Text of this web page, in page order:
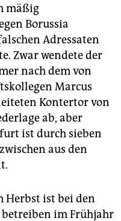
mäßig
Borussia
Adressaten
Zwar wendete der
nach dem von
Marcus
Kontertor von
ab, aber
ist durch sieben
aus den
Herbst ist bei den
betreiben im Frühjahr